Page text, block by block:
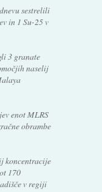
sestrelili
in 1 Su-25 v
3 granate
naselij
enot MLRS
obrambe
koncentracije
170
v regiji